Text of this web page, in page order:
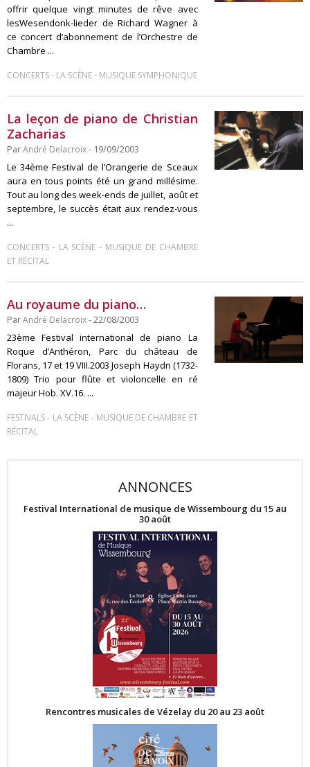
offrir quelque vingt minutes de rêve avec
lesWesendonk-lieder de Richard Wagner à
ce concert d’abonnement de l’Orchestre de
Chambre ...
CONCERTS- LA SCÈNE- MUSIQUE SYMPHONIQUE
La leçon de piano de Christian
Zacharias
ParAndré Delacroix- 19/09/2003
Le 34ème Festival de l’Orangerie de Sceaux
aura en tous points été un grand millésime.
Tout au long des week-ends de juillet, août et
septembre, le succès était aux rendez-vous
...
CONCERTS - LA SCÈNE - MUSIQUE DE CHAMBRE
ET RÉCITAL
Au royaume du piano…
ParAndré Delacroix- 22/08/2003
23ème Festival international de piano La
Roque d’Anthéron, Parc du château de
Florans, 17 et 19 VIII.2003 Joseph Haydn (1732-
1809) Trio pour flûte et violoncelle en ré
majeur Hob. XV.16. ...
FESTIVALS- LA SCÈNE- MUSIQUE DE CHAMBRE ET
RÉCITAL
ANNONCES
Festival International de musique de Wissembourg du 15 au
30 août
Rencontres musicales de Vézelay du 20 au 23 août